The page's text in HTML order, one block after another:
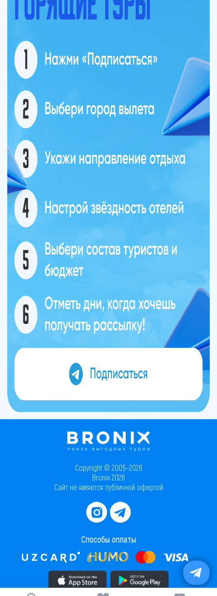
Copyright © 2005–2026
Bronix 2026
Сайт не является публичной офертой
Способы оплаты
Скачать приложение в AppStore Скачать приложение в PlayMarket